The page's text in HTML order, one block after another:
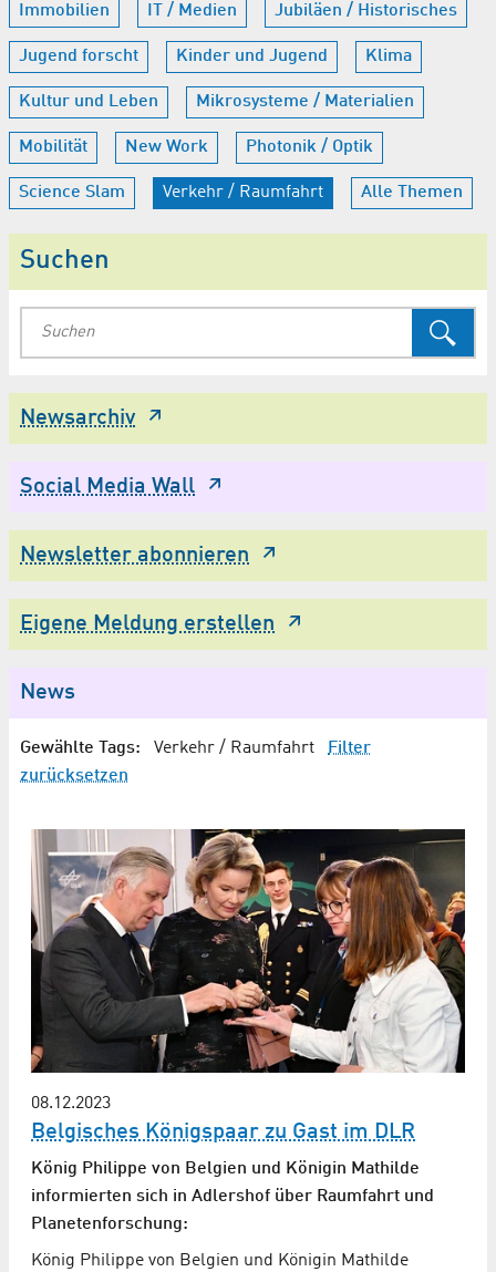
Immobilien IT / Medien Jubiläen / Historisches
Jugend forscht Kinder und Jugend Klima
Kultur und Leben Mikrosysteme / Materialien
Mobilität New Work Photonik / Optik
Science Slam Verkehr / Raumfahrt Alle Themen
Suchen
Newsarchiv
Social Media Wall
Newsletter abonnieren
Eigene Meldung erstellen
News
Gewählte Tags: Verkehr / Raumfahrt
Filter
zurücksetzen
08.12.2023
Belgisches Königspaar zu Gast im DLR
König Philippe von Belgien und Königin Mathilde
informierten sich in Adlershof über Raumfahrt und
Planetenforschung:
König Philippe von Belgien und Königin Mathilde